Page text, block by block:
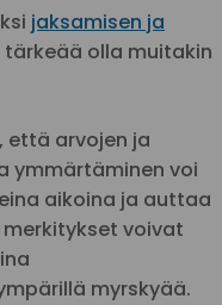
jaksamisen ja
tärkeää olla muitakin
että arvojen ja
ymmärtäminen voi
aikoina ja auttaa
voivat
myrskyää.